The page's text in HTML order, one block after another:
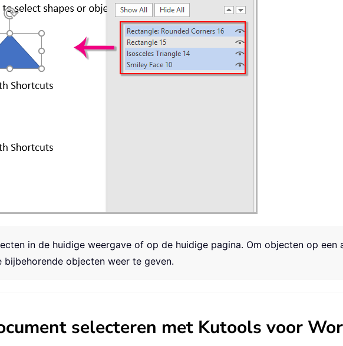
in de huidige weergave of op de huidige pagina. Om objecten op een
objecten weer te geven.
selecteren met Kutools voor